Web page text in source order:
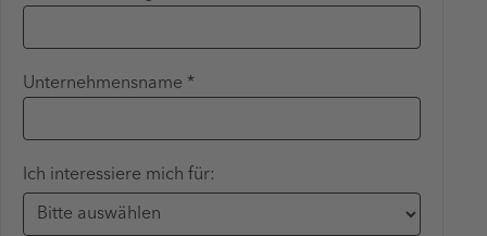
Unternehmensname *
Ich interessiere mich für: